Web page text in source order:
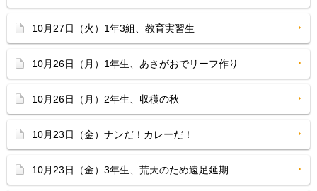
10月27日（火）1年3組、教育実習生
10月26日（月）1年生、あさがおでリーフ作り
10月26日（月）2年生、収穫の秋
10月23日（金）ナンだ！カレーだ！
10月23日（金）3年生、荒天のため遠足延期